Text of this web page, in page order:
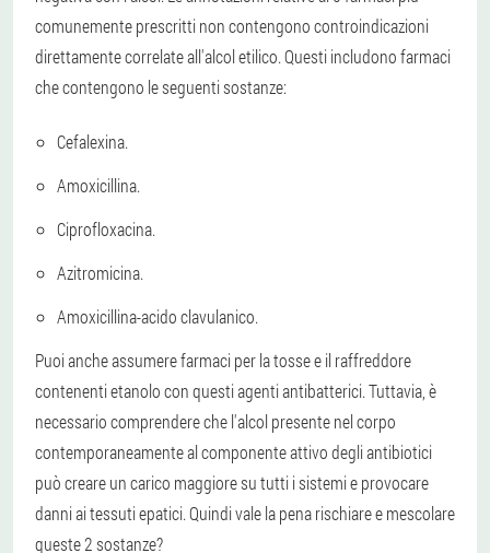
comunemente prescritti non contengono controindicazioni
direttamente correlate all'alcol etilico. Questi includono farmaci
che contengono le seguenti sostanze:
Cefalexina.
Amoxicillina.
Ciprofloxacina.
Azitromicina.
Amoxicillina-acido clavulanico.
Puoi anche assumere farmaci per la tosse e il raffreddore
contenenti etanolo con questi agenti antibatterici. Tuttavia, è
necessario comprendere che l'alcol presente nel corpo
contemporaneamente al componente attivo degli antibiotici
può creare un carico maggiore su tutti i sistemi e provocare
danni ai tessuti epatici. Quindi vale la pena rischiare e mescolare
queste 2 sostanze?